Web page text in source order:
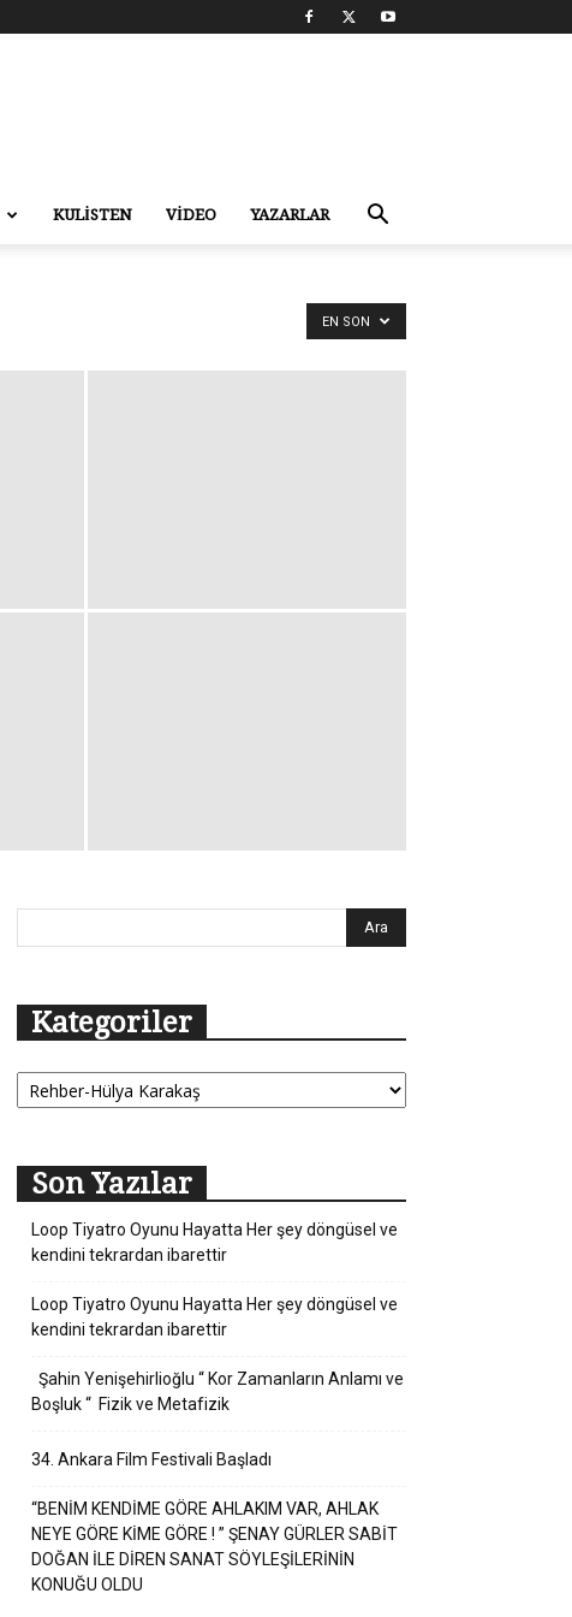
KULİSTEN VİDEO YAZARLAR
EN SON
Kategoriler
Kategoriler
Son Yazılar
Loop Tiyatro Oyunu Hayatta Her şey döngüsel ve
kendini tekrardan ibarettir
Loop Tiyatro Oyunu Hayatta Her şey döngüsel ve
kendini tekrardan ibarettir
Şahin Yenişehirlioğlu “ Kor Zamanların Anlamı ve
Boşluk “ Fizik ve Metafizik
34. Ankara Film Festivali Başladı
“BENİM KENDİME GÖRE AHLAKIM VAR, AHLAK
NEYE GÖRE KİME GÖRE ! ” ŞENAY GÜRLER SABİT
DOĞAN İLE DİREN SANAT SÖYLEŞİLERİNİN
KONUĞU OLDU